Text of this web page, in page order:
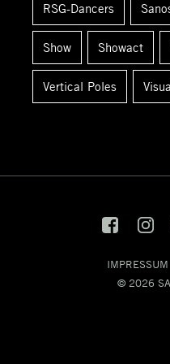
RSG-Dancers
Show Showact
Vertical Poles
IMPRESSUM
© 2026